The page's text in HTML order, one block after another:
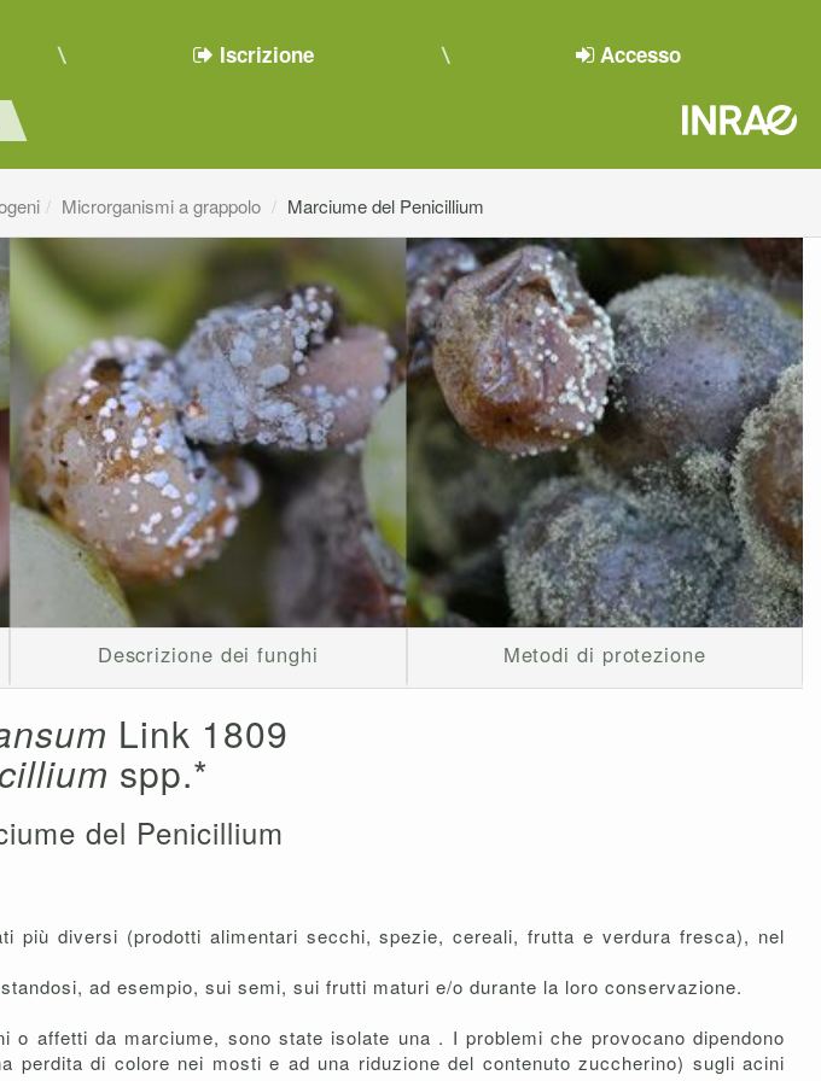
Iscrizione Accesso
Microrganismi a grappolo Marciume del Penicillium
Descrizione dei funghi Metodi di protezione
Link 1809
spp.*
del Penicillium
più diversi (prodotti alimentari secchi, spezie, cereali, frutta e verdura fresca), nel
ad esempio, sui semi, sui frutti maturi e/o durante la loro conservazione.
affetti da marciume, sono state isolate una . I problemi che provocano dipendono
di colore nei mosti e ad una riduzione del contenuto zuccherino) sugli acini